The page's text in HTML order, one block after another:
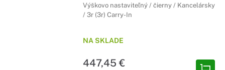
Výškovo nastaviteľný / čierny / Kancelársky
/ 3r (3r) Carry-In
NA SKLADE
447,45 €